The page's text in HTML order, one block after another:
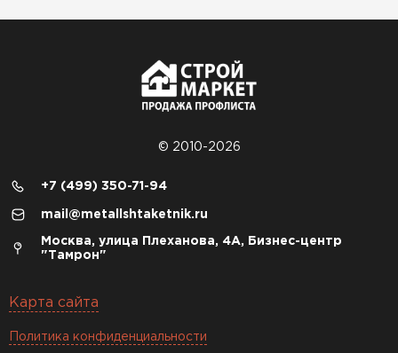
© 2010-2026
+7 (499) 350-71-94
mail@metallshtaketnik.ru
Москва, улица Плеханова, 4А, Бизнес-центр
"Тамрон"
Карта сайта
Политика конфиденциальности